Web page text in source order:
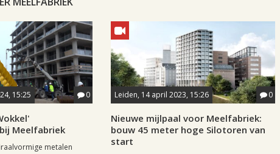
15:25 0
Meelfabriek
metalen
Leiden, 14 april 2023, 15:26 0
Nieuwe mijlpaal voor Meelfabriek:
bouw 45 meter hoge Silotoren van
start